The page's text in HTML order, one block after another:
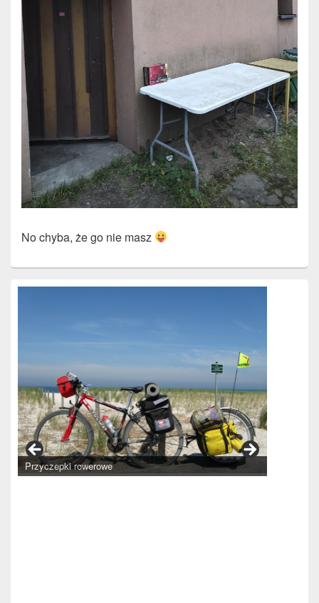
No chyba, że go nie masz
Primary
Przyczepki rowerowe
Alleycaty